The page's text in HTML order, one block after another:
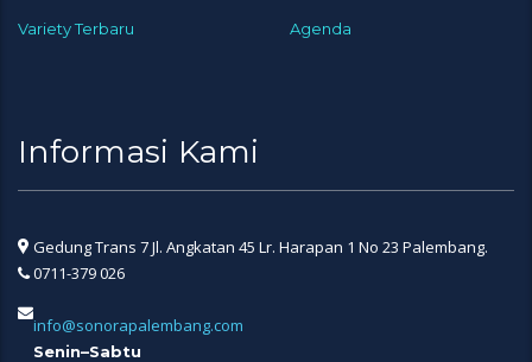
Variety Terbaru Agenda
Informasi Kami
Gedung Trans 7 Jl. Angkatan 45 Lr. Harapan 1 No 23 Palembang.
0711-379 026
info@sonorapalembang.com
Senin–Sabtu